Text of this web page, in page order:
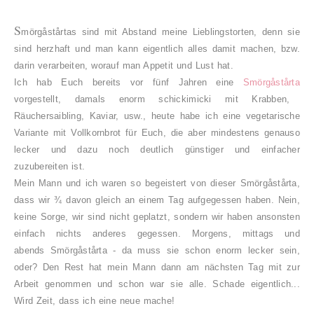
Smörgåstårtas sind mit Abstand meine Lieblingstorten, denn sie
sind herzhaft und man kann eigentlich alles damit machen, bzw.
darin verarbeiten, worauf man Appetit und Lust hat.
Ich hab Euch bereits vor fünf Jahren eine Smörgåstårta
vorgestellt, damals enorm schickimicki mit Krabben,
Räuchersaibling, Kaviar, usw., heute habe ich eine vegetarische
Variante mit Vollkornbrot für Euch, die aber mindestens genauso
lecker und dazu noch deutlich günstiger und einfacher
zuzubereiten ist.
Mein Mann und ich waren so begeistert von dieser Smörgåstårta,
dass wir ¾ davon gleich an einem Tag aufgegessen haben. Nein,
keine Sorge, wir sind nicht geplatzt, sondern wir haben ansonsten
einfach nichts anderes gegessen. Morgens, mittags und
abends Smörgåstårta - da muss sie schon enorm lecker sein,
oder? Den Rest hat mein Mann dann am nächsten Tag mit zur
Arbeit genommen und schon war sie alle. Schade eigentlich...
Wird Zeit, dass ich eine neue mache!